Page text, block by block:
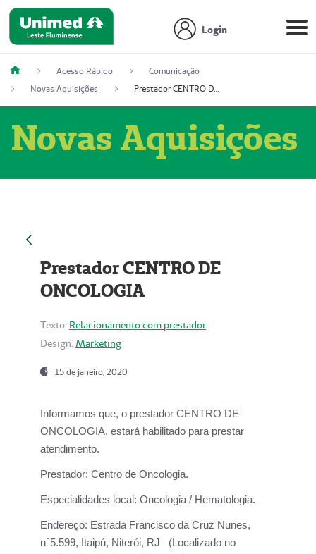
Login
Acesso Rápido
Comunicação
Novas Aquisições
Prestador CENTRO DE ONCOLOGIA
Novas Aquisições
Prestador CENTRO DE
ONCOLOGIA
Texto: Relacionamento com prestador
Design: Marketing
15 de janeiro, 2020
Informamos que, o prestador CENTRO DE
ONCOLOGIA, estará habilitado para prestar
atendimento.
Prestador: Centro de Oncologia.
Especialidades local: Oncologia / Hematologia.
Endereço: Estrada Francisco da Cruz Nunes,
n°5.599, Itaipú, Niterói, RJ (Localizado no